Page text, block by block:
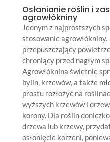
Osłanianie roślin i
agrowłókniny
Jednym z najprostszych
stosowanie
przepuszczający
chroniący przed nagłym
Agrowłóknina świetnie
bylin, krzewów, a także
prostu rozłożyć na
wyższych krzewów i
korony. Dla roślin
drzewa lub krzewy,
osłonięcie korzeni,